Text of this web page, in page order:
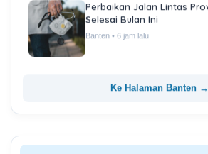
Perbaikan Jalan Lintas
Selesai Bulan Ini
Banten • 6 jam lalu
Ke Halaman Banten →